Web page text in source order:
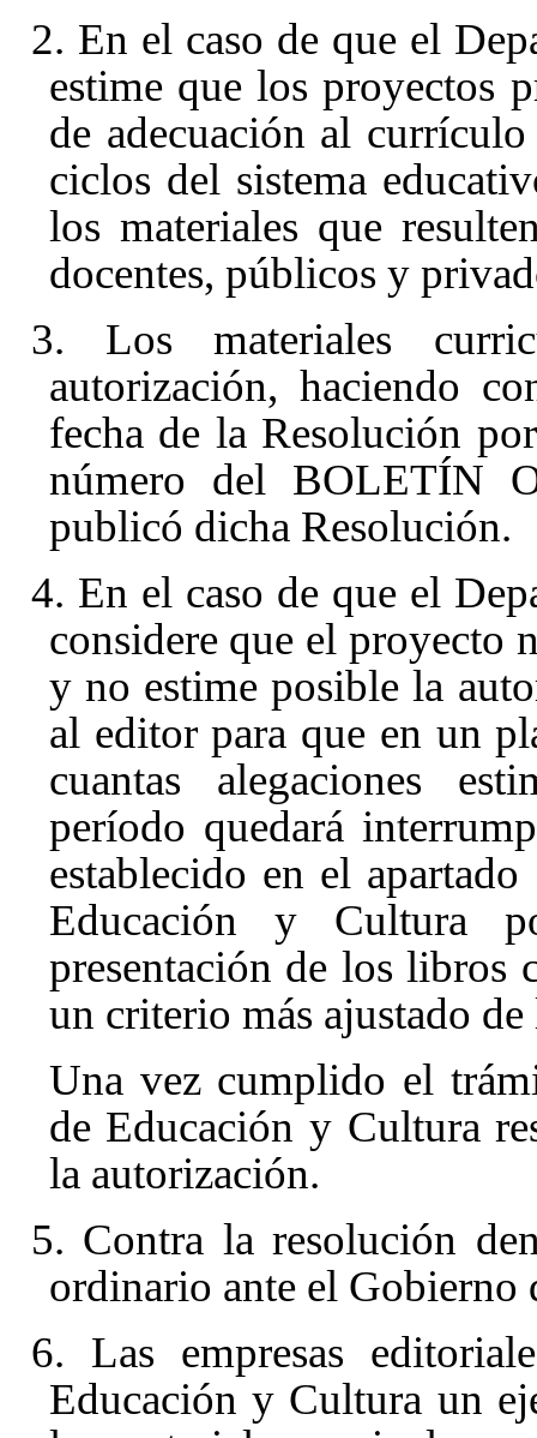
2. En el caso de que el
estime que los proyectos
de adecuación al
ciclos del sistema
los materiales que
docentes, públicos y
3. Los materiales
autorización, haciendo
fecha de la Resolución
número del BOLETÍN
publicó dicha Resolución.
4. En el caso de que el
considere que el proyecto
y no estime posible la
al editor para que en un
cuantas alegaciones
período quedará
establecido en el
Educación y Cultura
presentación de los libros
un criterio más ajustado
Una vez cumplido el
de Educación y Cultura
la autorización.
5. Contra la resolución
ordinario ante el Gobierno
6. Las empresas
Educación y Cultura un